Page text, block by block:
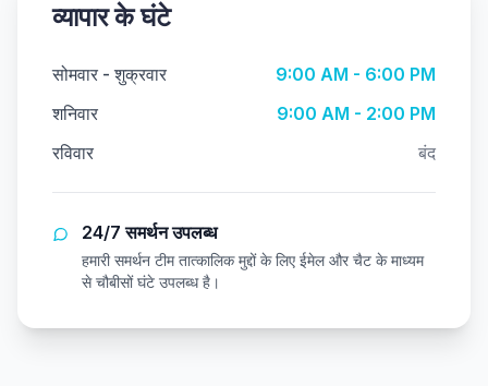
व्यापार के घंटे
सोमवार - शुक्रवार
9:00 AM - 6:00 PM
शनिवार
9:00 AM - 2:00 PM
रविवार
बंद
24/7 समर्थन उपलब्ध
हमारी समर्थन टीम तात्कालिक मुद्दों के लिए ईमेल और चैट के माध्यम
से चौबीसों घंटे उपलब्ध है।